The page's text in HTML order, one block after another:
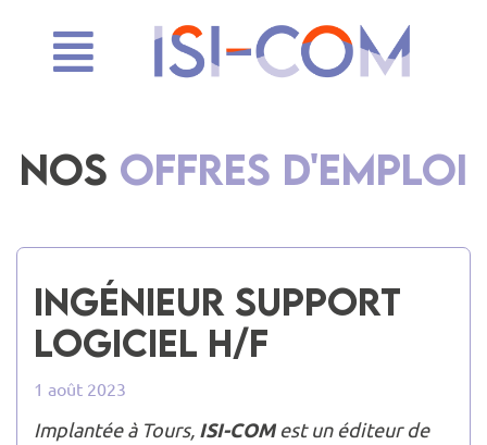
NOS OFFRES D'EMPLOI
Ingénieur Support
Logiciel H/F
1 août 2023
Implantée à Tours, ISI-COM est un éditeur de